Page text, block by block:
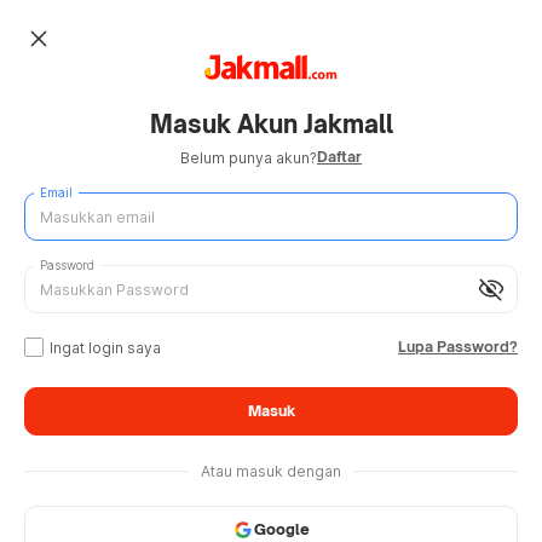
close
Masuk Akun Jakmall
Belum punya akun?Daftar
Email
visibility_off
Password
Ingat login saya Lupa Password?
Masuk
Atau masuk dengan
Google